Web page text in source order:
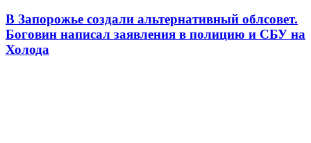
В Запорожье создали альтернативный облсовет.
Боговин написал заявления в полицию и СБУ на
Холода